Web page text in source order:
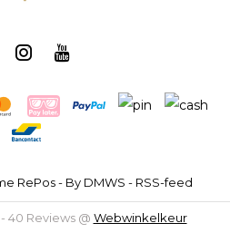
RePos - By DMWS - RSS-feed
40 Reviews @ Webwinkelkeur